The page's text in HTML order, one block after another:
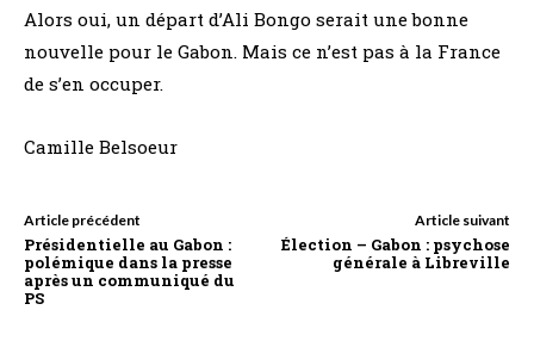
Alors oui, un départ d’Ali Bongo serait une bonne
nouvelle pour le Gabon. Mais ce n’est pas à la France
de s’en occuper.
Camille Belsoeur
Article précédent
Présidentielle au Gabon :
polémique dans la presse
après un communiqué du
PS
Article suivant
Élection – Gabon : psychose
générale à Libreville